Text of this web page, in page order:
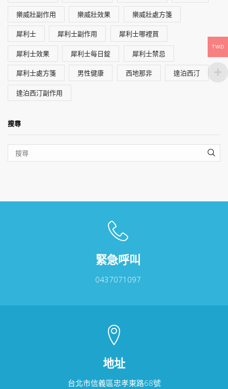
樂威壯副作用 樂威壯效果 樂威壯處方箋
犀利士 犀利士副作用 犀利士哪裡買
犀利士效果 犀利士每日錠 犀利士禁忌
犀利士處方箋 男性健康 西地那非 達泊西汀
達泊西汀副作用
搜尋
緊急呼叫
0437071097
地址
台北市信義區忠孝東路68號
TWD